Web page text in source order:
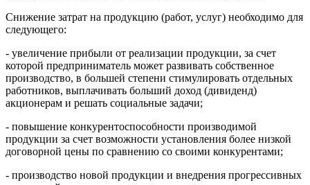
Снижение затрат на продукцию (работ, услуг) необходимо для
следующего:
- увеличение прибыли от реализации продукции, за счет
которой предприниматель может развивать собственное
производство, в большей степени стимулировать отдельных
работников, выплачивать больший доход (дивиденд)
акционерам и решать социальные задачи;
- повышение конкурентоспособности производимой
продукции за счет возможности установления более низкой
договорной цены по сравнению со своими конкурентами;
- производство новой продукции и внедрения прогрессивных